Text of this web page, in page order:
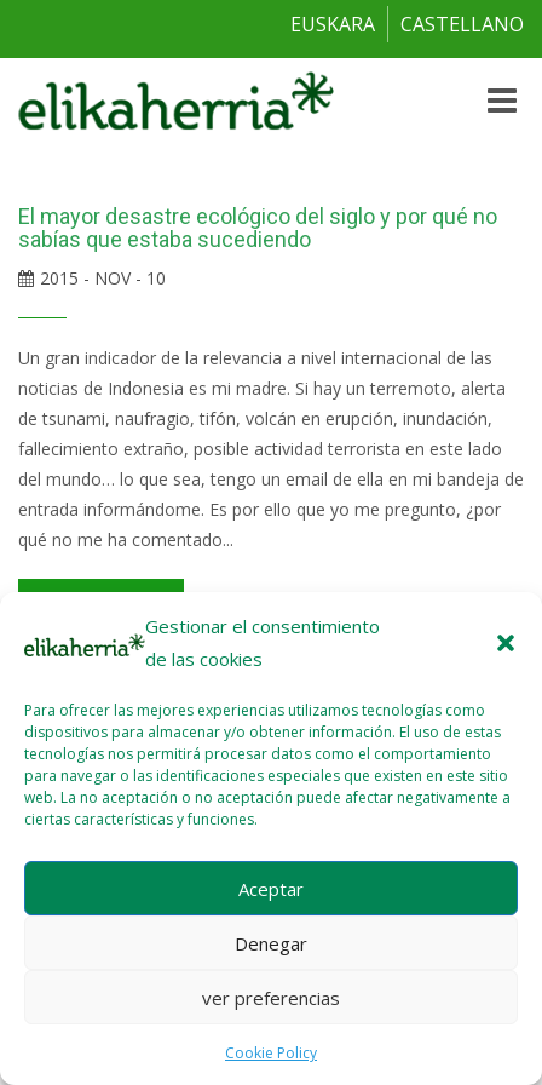
Gestionar el consentimiento
de las cookies
Para ofrecer las mejores experiencias utilizamos tecnologías como
dispositivos para almacenar y/o obtener información. El uso de estas
tecnologías nos permitirá procesar datos como el comportamiento
para navegar o las identificaciones especiales que existen en este sitio
web. La no aceptación o no aceptación puede afectar negativamente a
ciertas características y funciones.
Aceptar
Denegar
ver preferencias
Cookie Policy
EUSKARA CASTELLANO
Toggle
El mayor desastre ecológico del siglo y por qué no
sabías que estaba sucediendo
2015 - NOV - 10
Un gran indicador de la relevancia a nivel internacional de las
noticias de Indonesia es mi madre. Si hay un terremoto, alerta
de tsunami, naufragio, tifón, volcán en erupción, inundación,
fallecimiento extraño, posible actividad terrorista en este lado
del mundo… lo que sea, tengo un email de ella en mi bandeja de
entrada informándome. Es por ello que yo me pregunto, ¿por
qué no me ha comentado...
Licencia del contenido Cookie Policy (EU)